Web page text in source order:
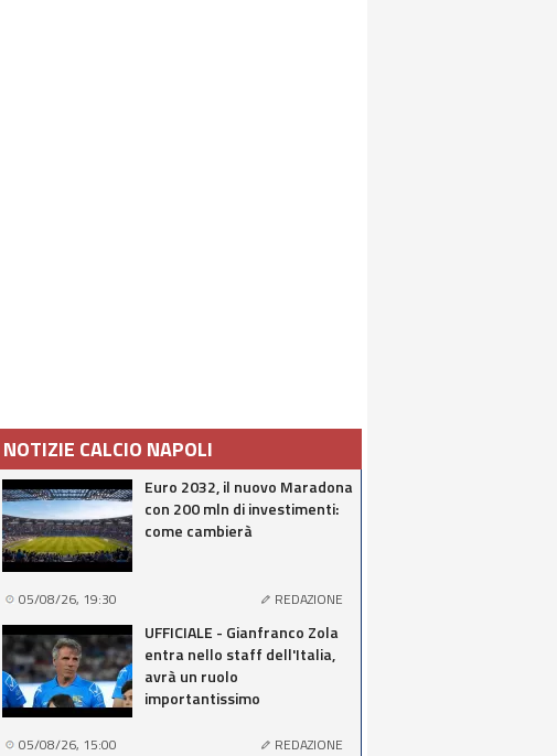
NOTIZIE CALCIO NAPOLI
Euro 2032, il nuovo Maradona
con 200 mln di investimenti:
come cambierà
05/08/26, 19:30 REDAZIONE
UFFICIALE - Gianfranco Zola
entra nello staff dell'Italia,
avrà un ruolo
importantissimo
05/08/26, 15:00 REDAZIONE